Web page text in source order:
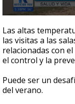
seconds
of
1
minute,
56
Las altas
las visitas a las
relacionadas con
el control y la
Puede ser un
del verano.